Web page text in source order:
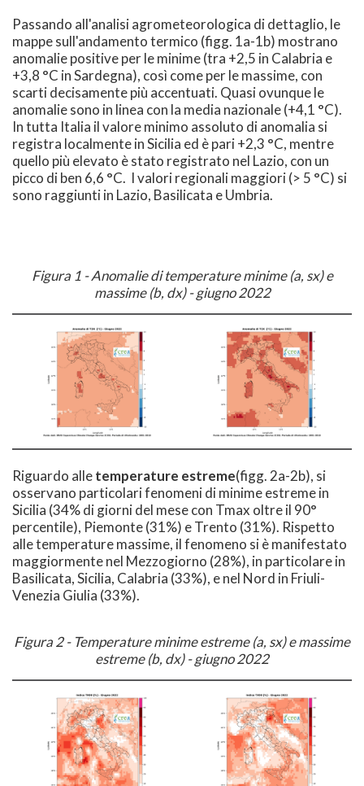
Passando all'analisi agrometeorologica di dettaglio, le
mappe sull'andamento termico (figg. 1a-1b) mostrano
anomalie positive per le minime (tra +2,5 in Calabria e
+3,8 °C in Sardegna), così come per le massime, con
scarti decisamente più accentuati. Quasi ovunque le
anomalie sono in linea con la media nazionale (+4,1 °C).
In tutta Italia il valore minimo assoluto di anomalia si
registra localmente in Sicilia ed è pari +2,3 °C, mentre
quello più elevato è stato registrato nel Lazio, con un
picco di ben 6,6 °C. I valori regionali maggiori (> 5 °C) si
sono raggiunti in Lazio, Basilicata e Umbria.
Figura 1 - Anomalie di temperature minime (a, sx) e
massime (b, dx) - giugno 2022
Riguardo alletemperature estreme(figg. 2a-2b), si
osservano particolari fenomeni di minime estreme in
Sicilia (34% di giorni del mese con Tmax oltre il 90°
percentile), Piemonte (31%) e Trento (31%). Rispetto
alle temperature massime, il fenomeno si è manifestato
maggiormente nel Mezzogiorno (28%), in particolare in
Basilicata, Sicilia, Calabria (33%), e nel Nord in Friuli-
Venezia Giulia (33%).
Figura 2 - Temperature minime estreme (a, sx) e massime
estreme (b, dx) - giugno 2022